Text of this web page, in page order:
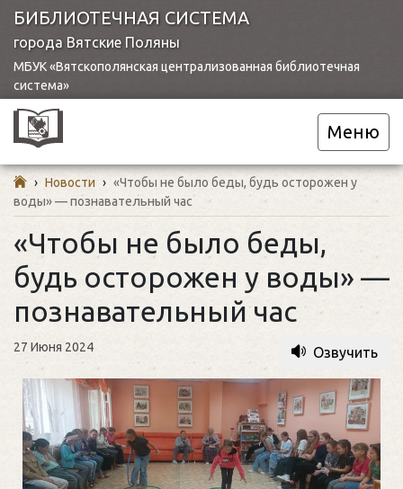
БИБЛИОТЕЧНАЯ СИСТЕМА
города Вятские Поляны
МБУК «Вятскополянская централизованная библиотечная
система»
Меню
› Новости › «Чтобы не было беды, будь осторожен у
воды» — познавательный час
«Чтобы не было беды,
будь осторожен у воды» —
познавательный час
27 Июня 2024 Озвучить